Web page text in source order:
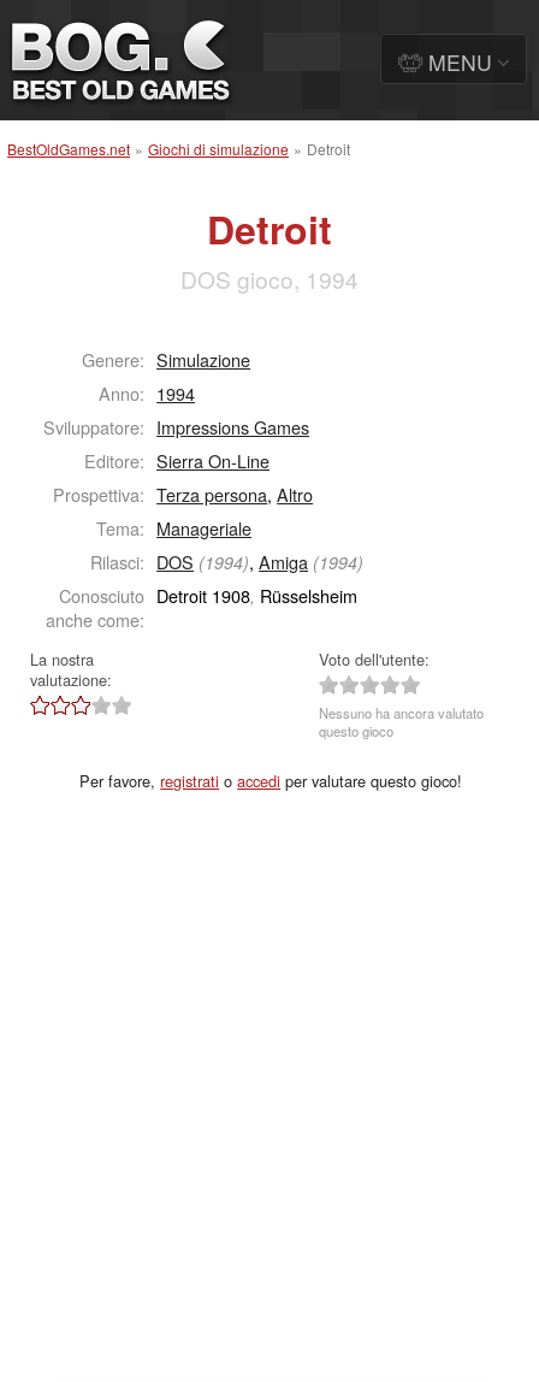
BestOldGames.net » Giochi di simulazione » Detroit
Detroit
DOS gioco, 1994
Genere: Simulazione
Anno: 1994
Sviluppatore: Impressions Games
Editore: Sierra On-Line
Prospettiva: Terza persona,Altro
Tema: Manageriale
Rilasci: DOS (1994),Amiga (1994)
Conosciuto
anche come:
Detroit 1908, Rüsselsheim
La nostra
valutazione:
Voto dell'utente:
Nessuno ha ancora valutato
questo gioco
Per favore,registrati oaccedi per valutare questo gioco!
MENU